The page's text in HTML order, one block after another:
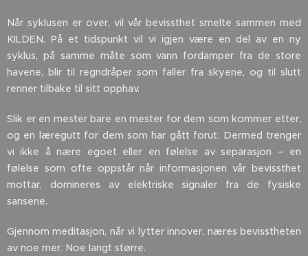
Når syklusen er over, vil vår bevissthet smelte sammen med
KILDEN. På et tidspunkt vil vi igjen være en del av en ny
syklus, på samme måte som vann fordamper fra de store
havene, blir til regndråper som faller fra skyene, og til slutt
renner tilbake til sitt opphav.
Slik er en mester bare en mester for dem som kommer etter,
og en læregutt for dem som har gått forut. Dermed trenger
vi ikke å nære egoet eller en følelse av separasjon – en
følelse som ofte oppstår når informasjonen vår bevissthet
mottar, domineres av elektriske signaler fra de fysiske
sansene.
Gjennom meditasjon, når vi lytter innover, næres bevisstheten
av noe mer. Noe langt større.